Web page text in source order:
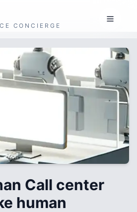
CONCIERGE
Call center
human